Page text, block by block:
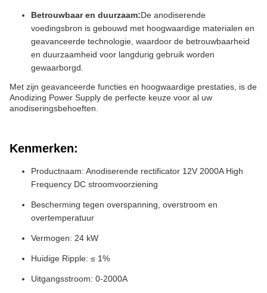
Betrouwbaar en duurzaam:De anodiserende
voedingsbron is gebouwd met hoogwaardige materialen en
geavanceerde technologie, waardoor de betrouwbaarheid
en duurzaamheid voor langdurig gebruik worden
gewaarborgd.
Met zijn geavanceerde functies en hoogwaardige prestaties, is de
Anodizing Power Supply de perfecte keuze voor al uw
anodiseringsbehoeften.
Kenmerken:
Productnaam: Anodiserende rectificator 12V 2000A High
Frequency DC stroomvoorziening
Bescherming tegen overspanning, overstroom en
overtemperatuur
Vermogen: 24 kW
Huidige Ripple: ≤ 1%
Uitgangsstroom: 0-2000A